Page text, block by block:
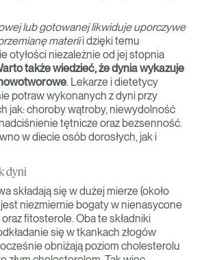
lub gotowanej likwiduje uporczywe
materiii dzięki temu
otyłości niezależnie od jej stopnia
także wiedzieć, że dynia wykazuje
. Lekarze i dietetycy
potraw wykonanych z dyni przy
jak: choroby wątroby, niewydolność
tętnicze oraz bezsenność.
w diecie osób dorosłych, jak i
dyni
składają się w dużej mierze (około
niezmiernie bogaty w nienasycone
fitosterole. Oba te składniki
się w tkankach złogów
obniżają poziom cholesterolu